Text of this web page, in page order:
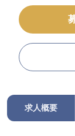
求人概要